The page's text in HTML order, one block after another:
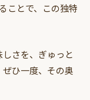
ことで、この独特
さを、ぎゅっと
ひ一度、その奥